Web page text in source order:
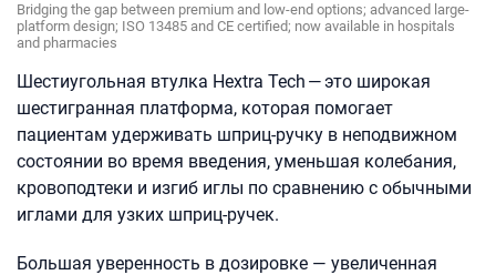
Bridging the gap between premium and low-end options; advanced large-
platform design; ISO 13485 and CE certified; now available in hospitals
and pharmacies
Шестиугольная втулка Hextra Tech — это широкая
шестигранная платформа, которая помогает
пациентам удерживать шприц-ручку в неподвижном
состоянии во время введения, уменьшая колебания,
кровоподтеки и изгиб иглы по сравнению с обычными
иглами для узких шприц-ручек.
Большая уверенность в дозировке — увеличенная